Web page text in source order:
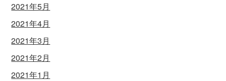
2021年5月
2021年4月
2021年3月
2021年2月
2021年1月